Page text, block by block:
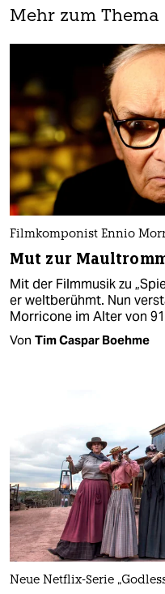
Mehr zum Thema
Filmkomponist Ennio
Mut zur
Mit der Filmmusik zu
er weltberühmt. Nun
Morricone im Alter von
Von Tim Caspar Boehme
Neue Netflix-Serie